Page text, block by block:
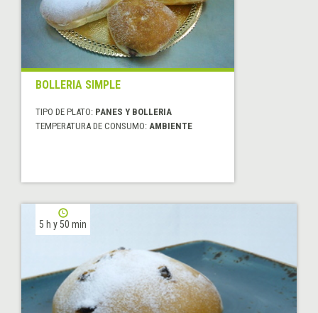
BOLLERIA SIMPLE
TIPO DE PLATO: PANES Y BOLLERIA
TEMPERATURA DE CONSUMO: AMBIENTE
5 h y 50 min